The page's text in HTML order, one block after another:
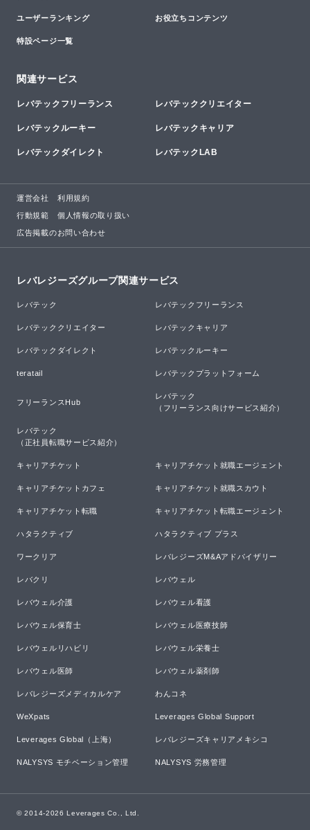
ユーザーランキング お役立ちコンテンツ
特設ページ一覧
関連サービス
レバテックフリーランス レバテッククリエイター
レバテックルーキー レバテックキャリア
レバテックダイレクト レバテックLAB
運営会社 利用規約
行動規範 個人情報の取り扱い
広告掲載のお問い合わせ
レバレジーズグループ関連サービス
レバテック レバテックフリーランス
レバテッククリエイター レバテックキャリア
レバテックダイレクト レバテックルーキー
teratail レバテックプラットフォーム
フリーランスHub
レバテック
（フリーランス向けサービス紹介）
レバテック
（正社員転職サービス紹介）
キャリアチケット キャリアチケット就職エージェント
キャリアチケットカフェ キャリアチケット就職スカウト
キャリアチケット転職 キャリアチケット転職エージェント
ハタラクティブ ハタラクティブ プラス
ワークリア レバレジーズM&Aアドバイザリー
レバクリ レバウェル
レバウェル介護 レバウェル看護
レバウェル保育士 レバウェル医療技師
レバウェルリハビリ レバウェル栄養士
レバウェル医師 レバウェル薬剤師
レバレジーズメディカルケア わんコネ
WeXpats Leverages Global Support
Leverages Global（上海） レバレジーズキャリアメキシコ
NALYSYS モチベーション管理 NALYSYS 労務管理
© 2014-2026 Leverages Co., Ltd.